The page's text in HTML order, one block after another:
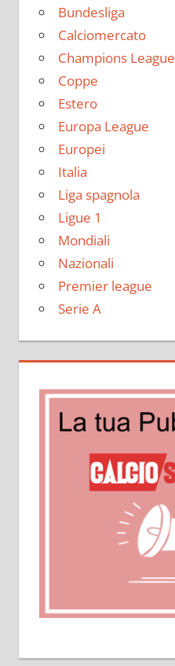
Bundesliga
Calciomercato
Champions League
Coppe
Estero
Europa League
Europei
Italia
Liga spagnola
Ligue 1
Mondiali
Nazionali
Premier league
Serie A